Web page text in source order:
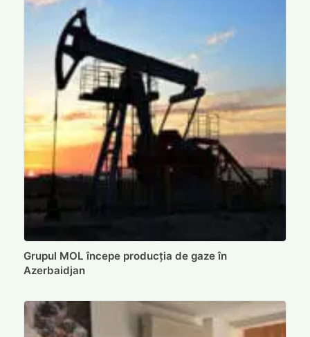
Grupul MOL începe producția de gaze în
Azerbaidjan